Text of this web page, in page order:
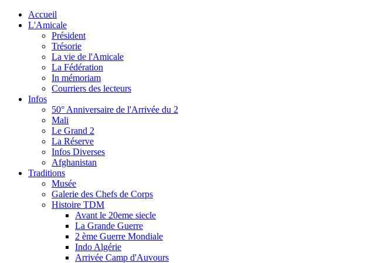
Accueil
L'Amicale
Président
Trésorie
La vie de l'Amicale
La Fédération
In mémoriam
Courriers des lecteurs
Infos
50° Anniversaire de l'Arrivée du 2
Mali
Le Grand 2
La Réserve
Infos Diverses
Afghanistan
Traditions
Musée
Galerie des Chefs de Corps
Histoire TDM
Avant le 20eme siecle
La Grande Guerre
2 ème Guerre Mondiale
Indo Algérie
Arrivée Camp d'Auvours